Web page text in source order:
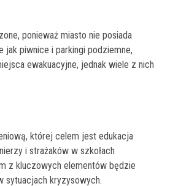
ponieważ miasto nie posiada
jak piwnice i parkingi podziemne,
ewakuacyjne, jednak wiele z nich
której celem jest edukacja
i strażaków w szkołach
z kluczowych elementów będzie
sytuacjach kryzysowych.